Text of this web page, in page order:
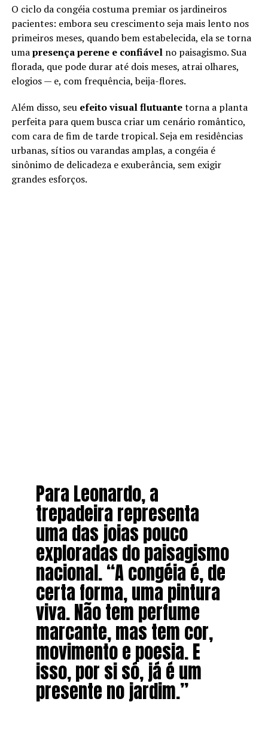
O ciclo da congéia costuma premiar os jardineiros
pacientes: embora seu crescimento seja mais lento nos
primeiros meses, quando bem estabelecida, ela se torna
umapresença perene e confiávelno paisagismo. Sua
florada, que pode durar até dois meses, atrai olhares,
elogios — e, com frequência, beija-flores.
Além disso, seu efeito visual flutuantetorna a planta
perfeita para quem busca criar um cenário romântico,
com cara de fim de tarde tropical. Seja em residências
urbanas, sítios ou varandas amplas, a congéia é
sinônimo de delicadeza e exuberância, sem exigir
grandes esforços.
Para Leonardo, a
trepadeira representa
uma das joias pouco
exploradas do paisagismo
nacional. “A congéia é, de
certa forma, uma pintura
viva. Não tem perfume
marcante, mas tem cor,
movimento e poesia. E
isso, por si só, já é um
presente no jardim.”